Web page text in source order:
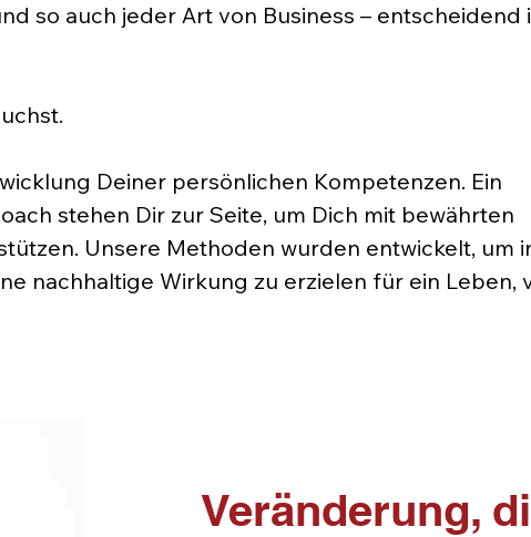
so auch jeder Art von Business – entscheidend
Deiner persönlichen Kompetenzen. Ein
stehen Dir zur Seite, um Dich mit bewährten
Unsere Methoden wurden entwickelt, um
nachhaltige Wirkung zu erzielen für ein Leben,
Veränderung,